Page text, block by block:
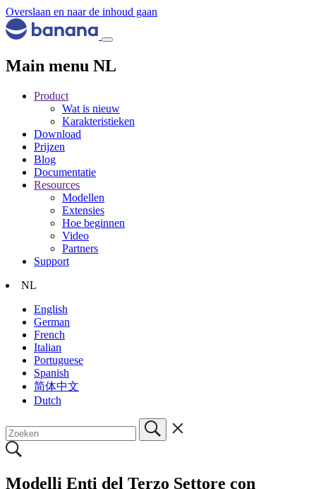
Overslaan en naar de inhoud gaan
Main menu NL
Product
Wat is nieuw
Karakteristieken
Download
Prijzen
Blog
Documentatie
Resources
Modellen
Extensies
Hoe beginnen
Video
Partners
Support
NL
English
German
French
Italian
Portuguese
Spanish
简体中文
Dutch
Modelli Enti del Terzo Settore con